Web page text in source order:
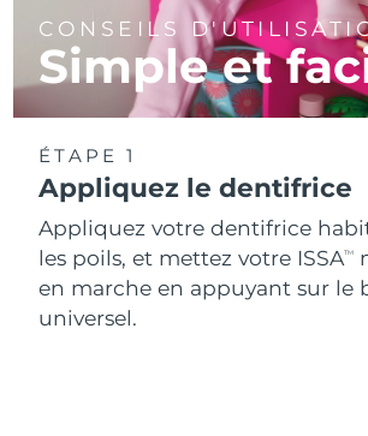
CONSEILS
Simple et
ÉTAPE 1
Appliquez le dentifrice
Appliquez votre dentifrice
les poils, et mettez votre ISSATM
en marche en appuyant sur le
universel.